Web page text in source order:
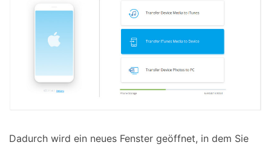
Dadurch wird ein neues Fenster geöffnet, in dem Sie